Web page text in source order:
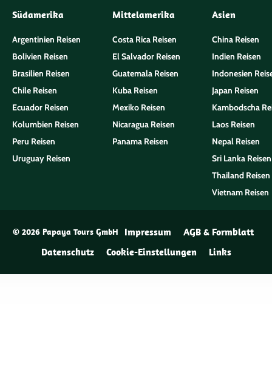
Südamerika
Argentinien Reisen
Bolivien Reisen
Brasilien Reisen
Chile Reisen
Ecuador Reisen
Kolumbien Reisen
Peru Reisen
Uruguay Reisen
Mittelamerika
Costa Rica Reisen
El Salvador Reisen
Guatemala Reisen
Kuba Reisen
Mexiko Reisen
Nicaragua Reisen
Panama Reisen
Asien
China Reisen
Indien Reisen
Indonesien
Japan Reisen
Kambodscha
Laos Reisen
Nepal Reisen
Sri Lanka Reisen
Thailand Reisen
Vietnam Reisen
© 2026 Papaya Tours GmbH Impressum
AGB & Formblatt
Datenschutz
Cookie-Einstellungen Links